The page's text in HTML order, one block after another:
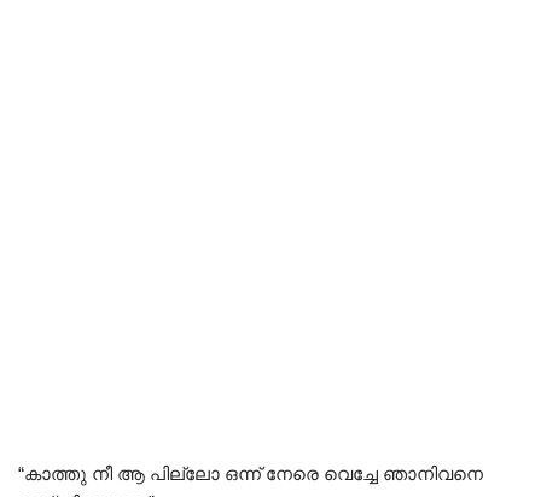
“കാത്തു നീ ആ പില്ലോ ഒന്ന് നേരെ വെച്ചേ ഞാനിവനെ